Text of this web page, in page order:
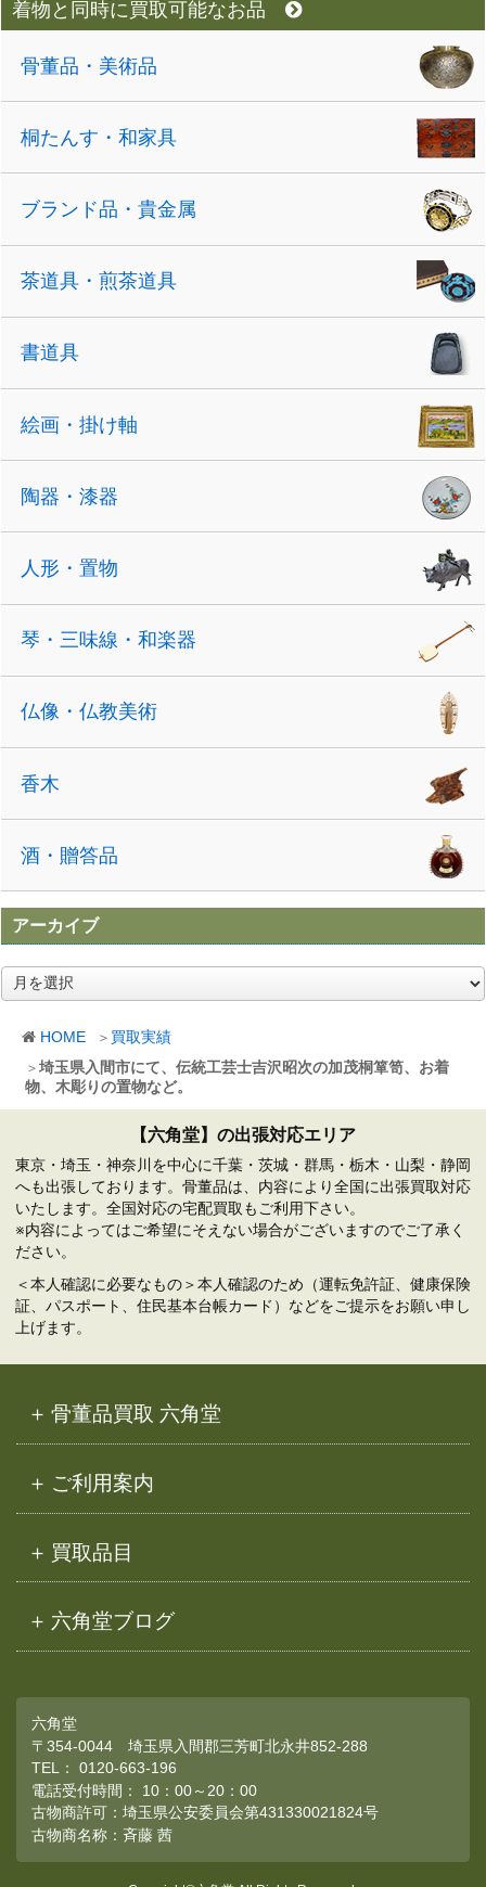
HOME
買取実績
埼玉県入間市にて、伝統工芸士吉沢昭次の加茂桐箪笥、お着
物、木彫りの置物など。
着物と同時に買取可能なお品
骨董品・美術品
桐たんす・和家具
ブランド品・貴金属
茶道具・煎茶道具
書道具
絵画・掛け軸
陶器・漆器
人形・置物
琴・三味線・和楽器
仏像・仏教美術
香木
酒・贈答品
アーカイブ
ア
ー
【六角堂】の出張対応エリア
東京・埼玉・神奈川を中心に千葉・茨城・群馬・栃木・山梨・静岡
へも出張しております。骨董品は、内容により全国に出張買取対応
いたします。全国対応の宅配買取もご利用下さい。
※内容によってはご希望にそえない場合がございますのでご了承く
ださい。
＜本人確認に必要なもの＞本人確認のため（運転免許証、健康保険
証、パスポート、住民基本台帳カード）などをご提示をお願い申し
上げます。
骨董品買取 六角堂
ご利用案内
買取品目
六角堂ブログ
六角堂
〒354-0044 埼玉県入間郡三芳町北永井852-288
TEL： 0120-663-196
電話受付時間： 10：00～20：00
古物商許可：埼玉県公安委員会第431330021824号
古物商名称：斉藤 茜